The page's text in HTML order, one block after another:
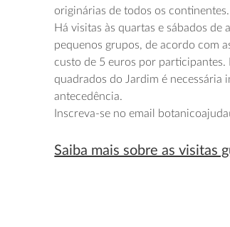
originárias de todos os continentes.
Há visitas às quartas e sábados de
pequenos grupos, de acordo com
custo de 5 euros por participantes.
quadrados do Jardim é necessária
antecedência.
Inscreva-se no email
Saiba mais sobre as visitas